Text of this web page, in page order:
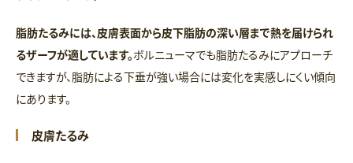
脂肪たるみには、皮膚表面から皮下脂肪の深い層まで熱を届けられ
るザーフが適しています。ボルニューマでも脂肪たるみにアプローチ
できますが、脂肪による下垂が強い場合には変化を実感しにくい傾向
にあります。
皮膚たるみ